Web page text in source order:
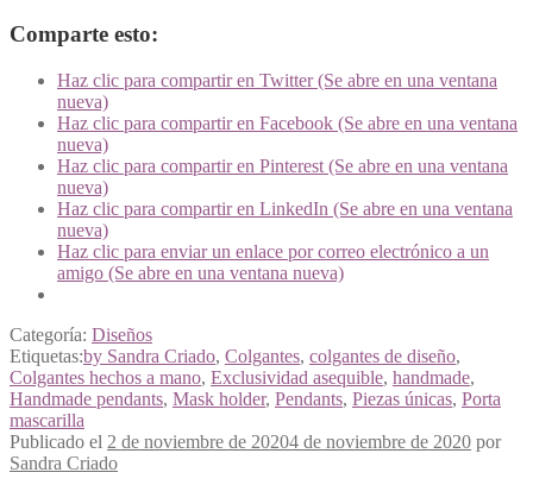
Comparte esto:
Haz clic para compartir en Twitter (Se abre en una ventana
nueva)
Haz clic para compartir en Facebook (Se abre en una ventana
nueva)
Haz clic para compartir en Pinterest (Se abre en una ventana
nueva)
Haz clic para compartir en LinkedIn (Se abre en una ventana
nueva)
Haz clic para enviar un enlace por correo electrónico a un
amigo (Se abre en una ventana nueva)
Categoría: Diseños
Etiquetas:by Sandra Criado, Colgantes, colgantes de diseño,
Colgantes hechos a mano, Exclusividad asequible, handmade,
Handmade pendants, Mask holder, Pendants, Piezas únicas, Porta
mascarilla
Publicado el 2 de noviembre de 20204 de noviembre de 2020 por
Sandra Criado